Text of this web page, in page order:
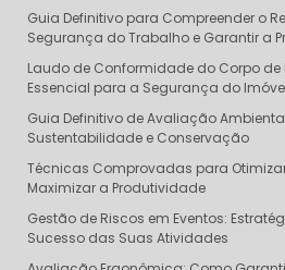
Guia Definitivo para Compreender o
Segurança do Trabalho e Garantir a
Laudo de Conformidade do Corpo de
Essencial para a Segurança do
Guia Definitivo de Avaliação
Sustentabilidade e Conservação
Técnicas Comprovadas para
Maximizar a Produtividade
Gestão de Riscos em Eventos:
Sucesso das Suas Atividades